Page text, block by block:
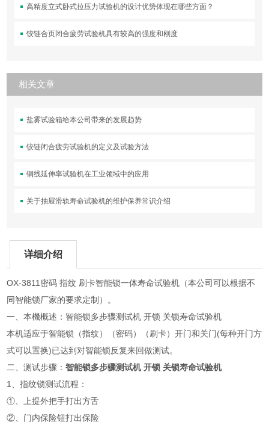
高精度立式卧式拉压力试验机的设计优势体现在哪些方面？
铰链合页闭合疲劳试验机具有较高的强度和刚度
相关文章
盐雾试验箱给本公司带来的发展趋势
铰链闭合疲劳试验机的定义及试验方法
铜线延伸率试验机在工业领域中的应用
关于抽屉滑轨寿命试验机的维护保养常识介绍
详细介绍
OX-3811密码 指纹 刷卡智能锁一体寿命试验机（本公司可以根据不
同智能锁厂家的要求定制）。
一、本機概述：智能锁多步骤测试机 开锁 关锁寿命试验机
本机适应于智能锁（指纹）（密码）（刷卡）开门和关门(每种开门方
式可以置换)已达到对智能锁反复来回做测试。
二、测试步骤：智能锁多步骤测试机 开锁 关锁寿命试验机
1、指纹锁测试流程：
①、上提外把手打出方舌
②、门内保险钮打出保险